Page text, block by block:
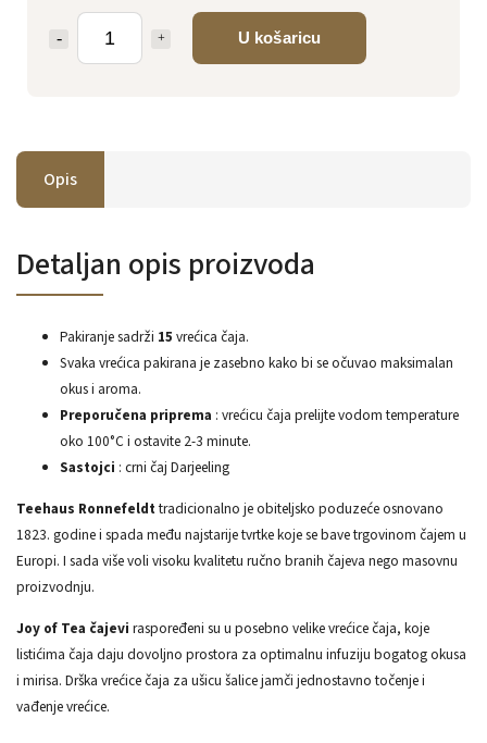
U košaricu
Opis
Detaljan opis proizvoda
Pakiranje sadrži 15 vrećica čaja.
Svaka vrećica pakirana je zasebno kako bi se očuvao maksimalan
okus i aroma.
Preporučena priprema : vrećicu čaja prelijte vodom temperature
oko 100°C i ostavite 2-3 minute.
Sastojci : crni čaj Darjeeling
Teehaus Ronnefeldttradicionalno je obiteljsko poduzeće osnovano
1823. godine i spada među najstarije tvrtke koje se bave trgovinom čajem u
Europi. I sada više voli visoku kvalitetu ručno branih čajeva nego masovnu
proizvodnju.
Joy of Tea čajevi raspoređeni su u posebno velike vrećice čaja, koje
listićima čaja daju dovoljno prostora za optimalnu infuziju bogatog okusa
i mirisa. Drška vrećice čaja za ušicu šalice jamči jednostavno točenje i
vađenje vrećice.